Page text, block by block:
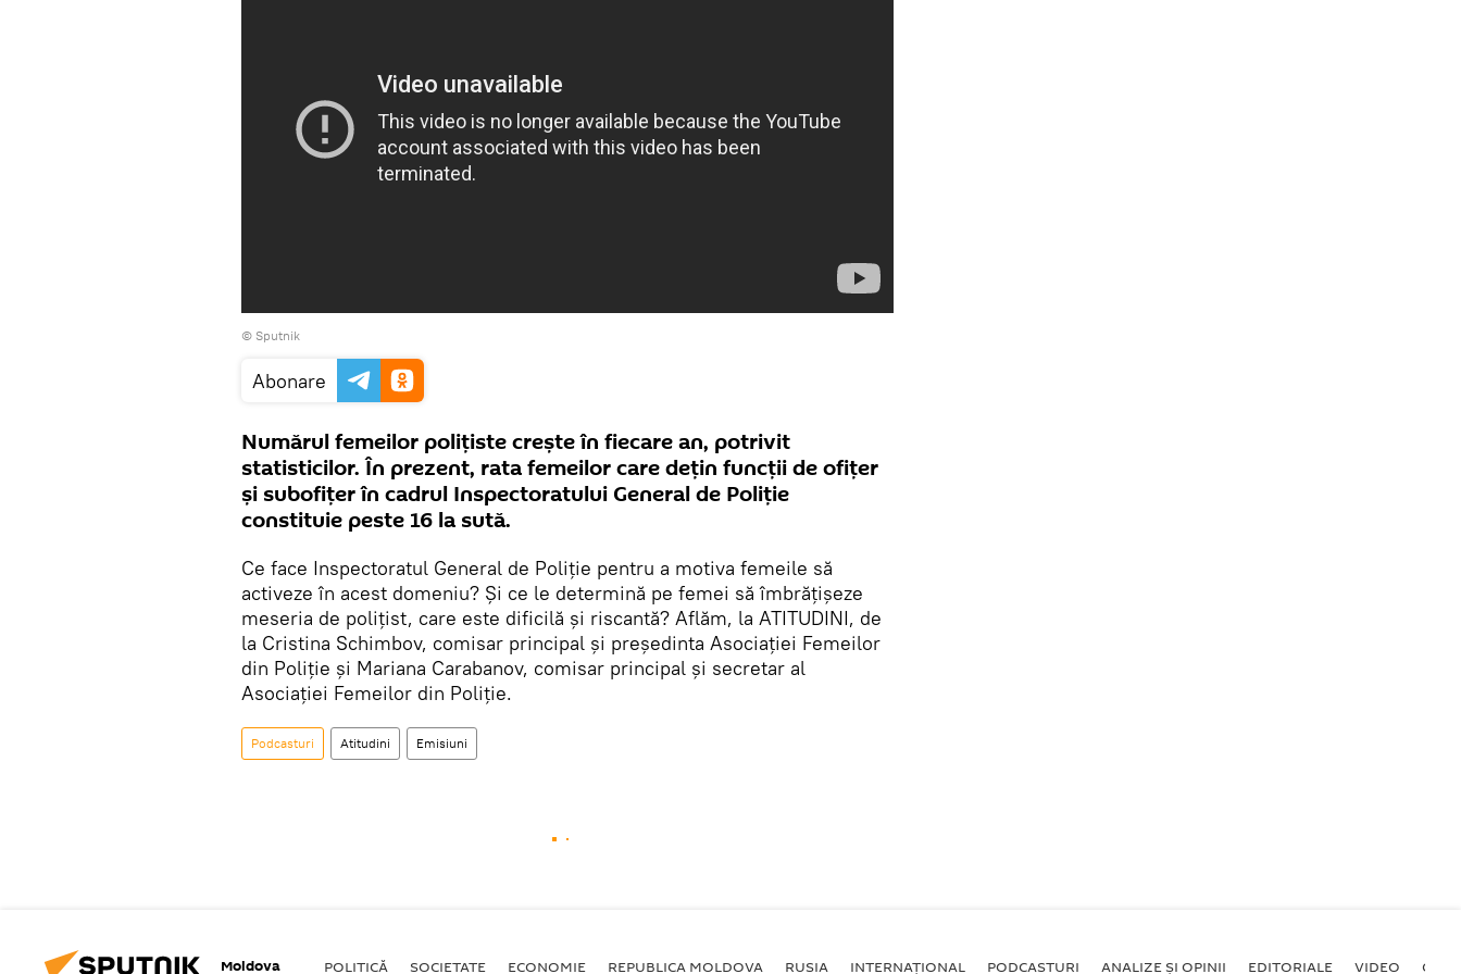
© Sputnik
Abonare
Numărul femeilor polițiste crește în fiecare an, potrivit
statisticilor. În prezent, rata femeilor care dețin funcții de ofițer
și subofițer în cadrul Inspectoratului General de Poliție
constituie peste 16 la sută.
Ce face Inspectoratul General de Poliție pentru a motiva femeile să
activeze în acest domeniu? Și ce le determină pe femei să îmbrățișeze
meseria de polițist, care este dificilă și riscantă? Aflăm, la ATITUDINI, de
la Cristina Schimbov, comisar principal și președinta Asociației Femeilor
din Poliție și Mariana Carabanov, comisar principal și secretar al
Asociației Femeilor din Poliție.
Podcasturi Atitudini Emisiuni
Moldova POLITICĂ SOCIETATE ECONOMIE REPUBLICA MOLDOVA RUSIA INTERNAȚIONAL PODCASTURI ANALIZE ȘI OPINII EDITORIALE VIDEO